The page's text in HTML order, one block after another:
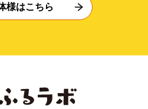
様はこちら